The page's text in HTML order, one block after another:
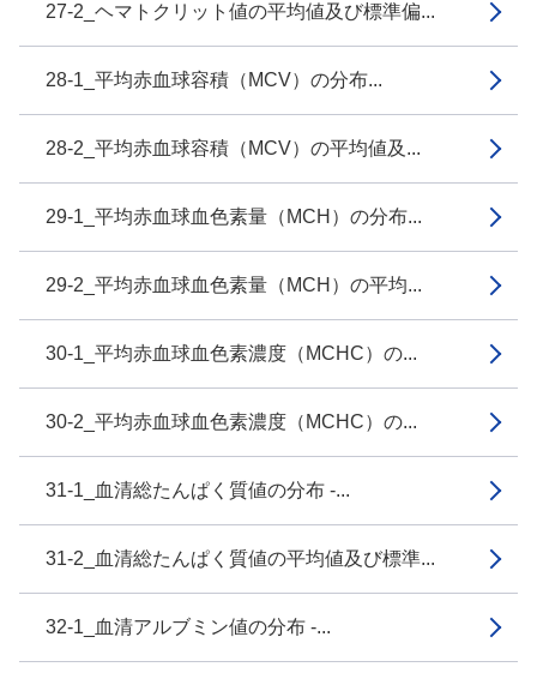
27-2_ヘマトクリット値の平均値及び標準偏...
28-1_平均赤血球容積（MCV）の分布...
28-2_平均赤血球容積（MCV）の平均値及...
29-1_平均赤血球血色素量（MCH）の分布...
29-2_平均赤血球血色素量（MCH）の平均...
30-1_平均赤血球血色素濃度（MCHC）の...
30-2_平均赤血球血色素濃度（MCHC）の...
31-1_血清総たんぱく質値の分布 -...
31-2_血清総たんぱく質値の平均値及び標準...
32-1_血清アルブミン値の分布 -...